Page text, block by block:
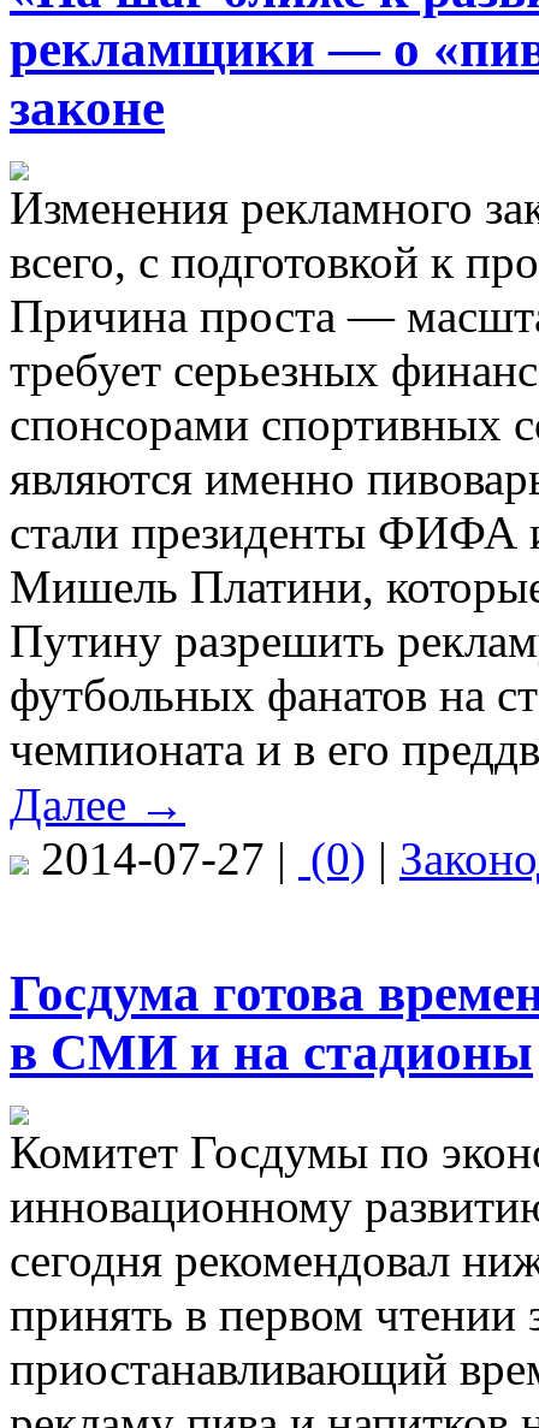
рекламщики — о
законе
Изменения рекламного
всего, с подготовкой к
Причина проста —
требует серьезных
спонсорами спортивных
являются именно
стали президенты
Мишель Платини,
Путину разрешить
футбольных фанатов на
чемпионата и в его
Далее →
2014-07-27 | (0) |
Госдума готова
в СМИ и на стадионы
Комитет Госдумы по
инновационному
сегодня рекомендовал
принять в первом чтении
приостанавливающий